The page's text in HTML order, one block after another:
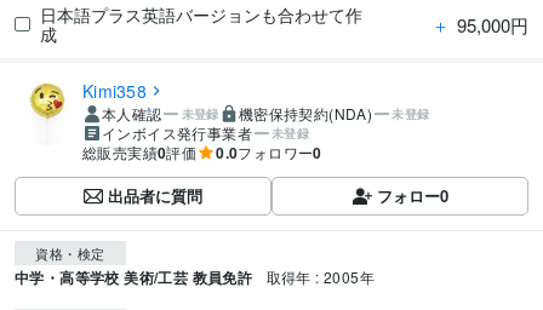
日本語プラス英語バージョンも合わせて作
成
＋ 95,000円
Kimi358
本人確認 未登録 機密保持契約(NDA) 未登録
インボイス発行事業者 未登録
総販売実績0評価 0.0フォロワー0
出品者に質問 フォロー0
資格・検定
中学・高等学校 美術/工芸 教員免許 取得年 : 2005年